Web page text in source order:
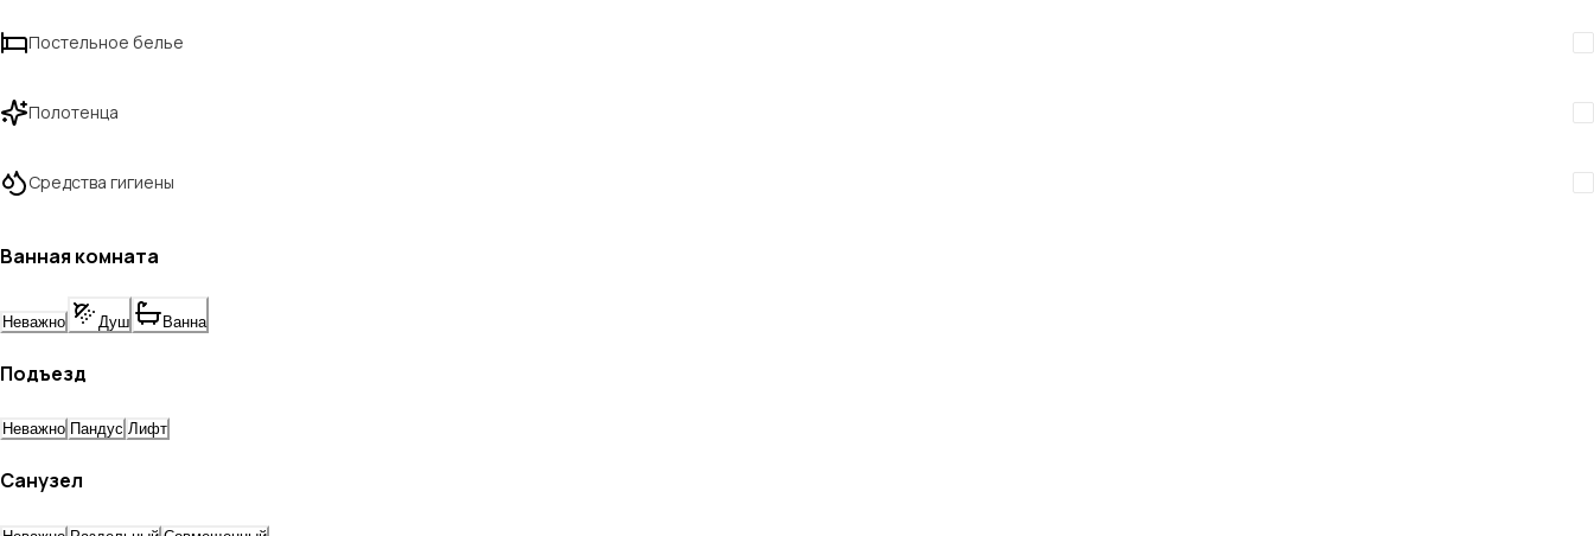
Постельное белье
Полотенца
Средства гигиены
Ванная комната
Неважно Душ Ванна
Подъезд
Неважно Пандус Лифт
Санузел